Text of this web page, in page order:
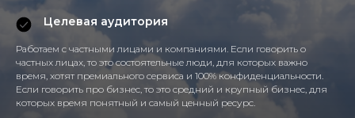
Целевая аудитория
Работаем с частными лицами и компаниями. Если говорить о
частных лицах, то это состоятельные люди, для которых важно
время, хотят премиального сервиса и 100% конфиденциальности.
Если говорить про бизнес, то это средний и крупный бизнес, для
которых время понятный и самый ценный ресурс.